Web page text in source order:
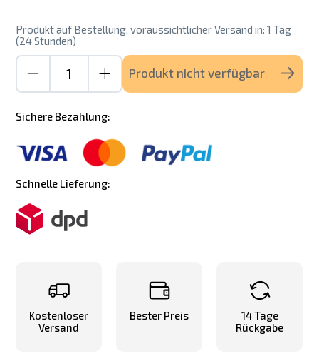
Produkt auf Bestellung, voraussichtlicher Versand in: 1 Tag
(24 Stunden)
Produkt nicht verfügbar
Sichere Bezahlung:
Schnelle Lieferung:
Kostenloser
Versand
Bester Preis
14 Tage
Rückgabe